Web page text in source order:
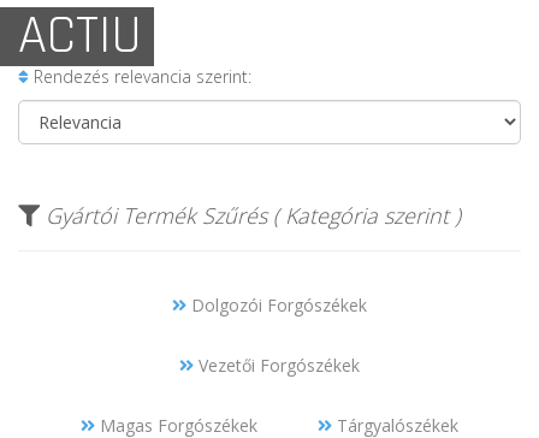
ACTIU
Rendezés relevancia szerint:
Gyártói Termék Szűrés ( Kategória szerint )
Dolgozói Forgószékek
Vezetői Forgószékek
Magas Forgószékek Tárgyalószékek